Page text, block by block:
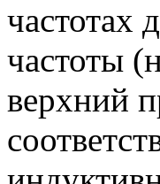
частотах
частоты
верхний